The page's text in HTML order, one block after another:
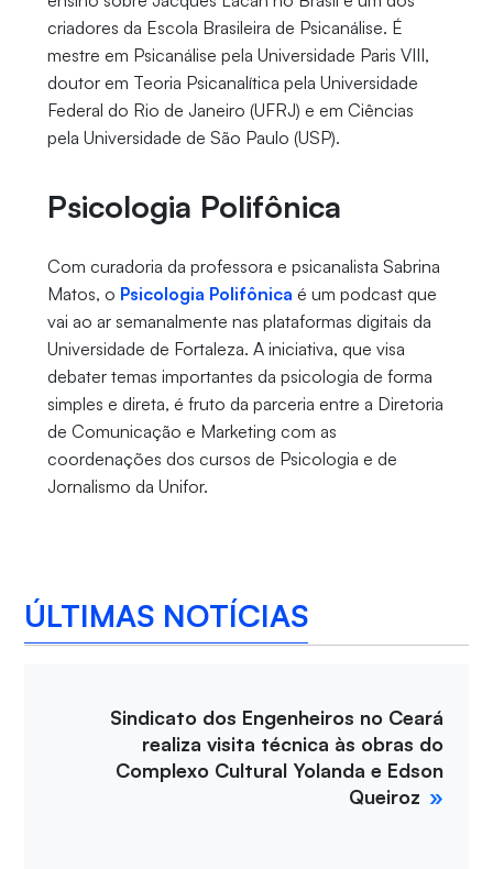
criadores da Escola Brasileira de Psicanálise. É
mestre em Psicanálise pela Universidade Paris VIII,
doutor em Teoria Psicanalítica pela Universidade
Federal do Rio de Janeiro (UFRJ) e em Ciências
pela Universidade de São Paulo (USP).
Psicologia Polifônica
Com curadoria da professora e psicanalista Sabrina
Matos, o Psicologia Polifônica é um podcast que
vai ao ar semanalmente nas plataformas digitais da
Universidade de Fortaleza. A iniciativa, que visa
debater temas importantes da psicologia de forma
simples e direta, é fruto da parceria entre a Diretoria
de Comunicação e Marketing com as
coordenações dos cursos de Psicologia e de
Jornalismo da Unifor.
ÚLTIMAS NOTÍCIAS
Sindicato dos Engenheiros no Ceará
realiza visita técnica às obras do
Complexo Cultural Yolanda e Edson
Queiroz